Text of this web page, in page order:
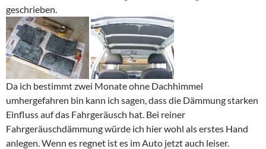
geschrieben.
Da ich bestimmt zwei Monate ohne Dachhimmel
umhergefahren bin kann ich sagen, dass die Dämmung starken
Einfluss auf das Fahrgeräusch hat. Bei reiner
Fahrgeräuschdämmung würde ich hier wohl als erstes Hand
anlegen. Wenn es regnet ist es im Auto jetzt auch leiser.